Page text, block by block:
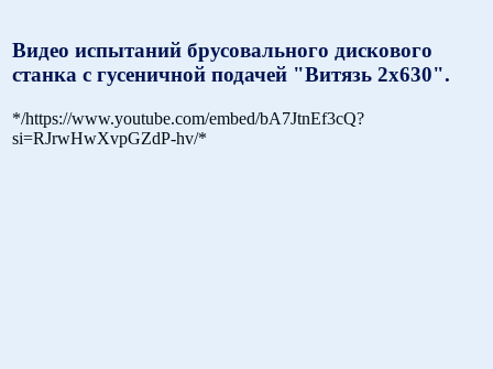
Видео испытаний брусовального дискового
станка с гусеничной подачей "Витязь 2х630".
*/https://www.youtube.com/embed/bA7JtnEf3cQ?
si=RJrwHwXvpGZdP-hv/*